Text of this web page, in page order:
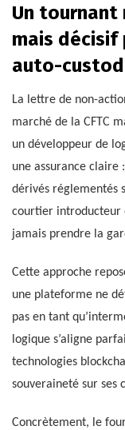
Un
mais
auto-
La lettre de non-
marché de la CFTC
un développeur de
une assurance claire
dérivés réglementés
courtier introducteur
jamais prendre la
Cette approche
une plateforme ne
pas en tant
logique s’aligne
technologies
souveraineté sur ses
Concrètement, le